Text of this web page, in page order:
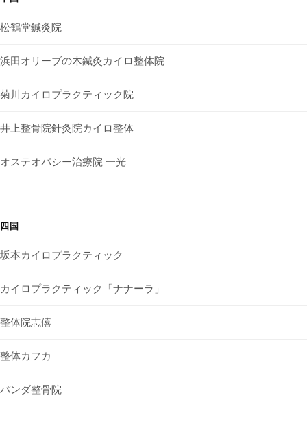
松鶴堂鍼灸院
浜田オリーブの木鍼灸カイロ整体院
菊川カイロプラクティック院
井上整骨院針灸院カイロ整体
オステオパシー治療院 一光
四国
坂本カイロプラクティック
カイロプラクティック「ナナーラ」
整体院志僖
整体カフカ
パンダ整骨院